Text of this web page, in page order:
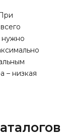
нужно
– низкая